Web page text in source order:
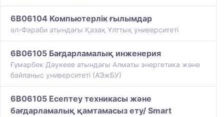
6B06104 Компьютерлік ғылымдар
әл-Фараби атындағы Қазақ Ұлттық университеті
6B06105 Бағдарламалық инженерия
Ғұмарбек Дәукеев атындағы Алматы энергетика және
байланыс университеті (АЭжБУ)
6B06105 Есептеу техникасы және
бағдарламалық қамтамасыз ету/ Smart